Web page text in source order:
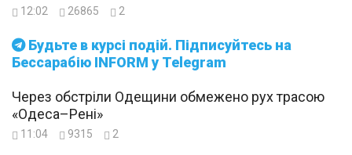
Будьте в курсі подій. Підписуйтесь на
Бессарабію INFORM у Telegram
12:02 26865 2
Через обстріли Одещини обмежено рух трасою
«Одеса–Рені»
11:04 9315 2